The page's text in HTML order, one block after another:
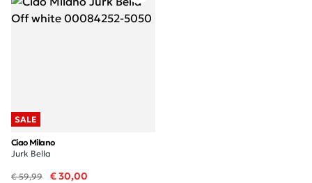
SALE
Ciao Milano
Jurk Bella
€ 59,99 € 30,00